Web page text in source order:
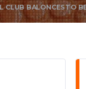
CLUB BALONCESTO